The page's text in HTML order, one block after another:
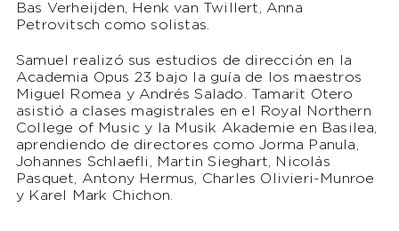
Bas Verheijden, Henk van Twillert, Anna
Petrovitsch como solistas.
Samuel realizó sus estudios de dirección en la
Academia Opus 23 bajo la guía de los maestros
Miguel Romea y Andrés Salado. Tamarit Otero
asistió a clases magistrales en el Royal Northern
College of Music y la Musik Akademie en Basilea,
aprendiendo de directores como Jorma Panula,
Johannes Schlaefli, Martin Sieghart, Nicolás
Pasquet, Antony Hermus, Charles Olivieri-Munroe
y Karel Mark Chichon.